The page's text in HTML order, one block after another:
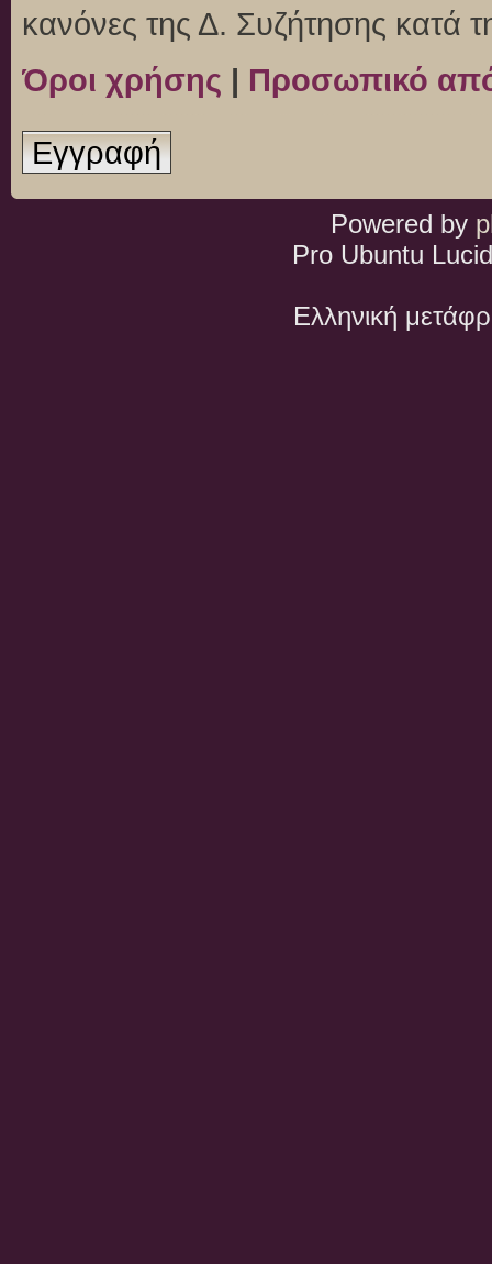
κανόνες της Δ. Συζήτησης κατά
Όροι χρήσης | Προσωπικό
Εγγραφή
Powered by
Pro Ubuntu
Ελληνική